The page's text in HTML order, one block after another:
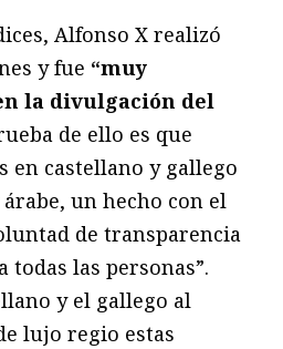
Alfonso X realizó
y fue “muy
la divulgación del
de ello es que
en castellano y gallego
un hecho con el
de transparencia
las personas”.
y el gallego al
lujo regio estas